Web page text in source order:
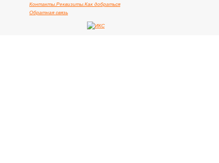
Контакты.Реквизиты.Как добраться
Обратная связь